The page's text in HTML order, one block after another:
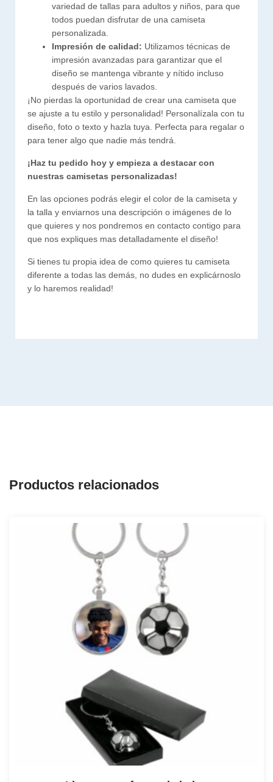
variedad de tallas para adultos y niños, para que
todos puedan disfrutar de una camiseta
personalizada.
Impresión de calidad: Utilizamos técnicas de
impresión avanzadas para garantizar que el
diseño se mantenga vibrante y nítido incluso
después de varios lavados.
¡No pierdas la oportunidad de crear una camiseta que
se ajuste a tu estilo y personalidad! Personalízala con tu
diseño, foto o texto y hazla tuya. Perfecta para regalar o
para tener algo que nadie más tendrá.
¡Haz tu pedido hoy y empieza a destacar con
nuestras camisetas personalizadas!
En las opciones podrás elegir el color de la camiseta y
la talla y enviarnos una descripción o imágenes de lo
que quieres y nos pondremos en contacto contigo para
que nos expliques mas detalladamente el diseño!
Si tienes tu propia idea de como quieres tu camiseta
diferente a todas las demás, no dudes en explicárnoslo
y lo haremos realidad!
Productos relacionados